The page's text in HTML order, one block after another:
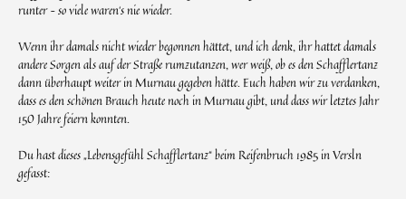
runter – so viele waren‘s nie wieder.
Wenn ihr damals nicht wieder begonnen hättet, und ich denk, ihr hattet damals
andere Sorgen als auf der Straße rumzutanzen, wer weiß, ob es den Schafflertanz
dann überhaupt weiter in Murnau gegeben hätte. Euch haben wir zu verdanken,
dass es den schönen Brauch heute noch in Murnau gibt, und dass wir letztes Jahr
150 Jahre feiern konnten.
Du hast dieses „Lebensgefühl Schafflertanz“ beim Reifenbruch 1985 in Versln
gefasst: